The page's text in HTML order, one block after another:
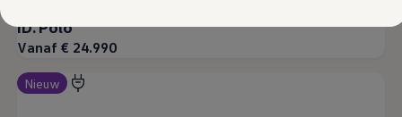
Kosten
Meer over opladen
ID. Polo
Vanaf € 24.990
Nieuw